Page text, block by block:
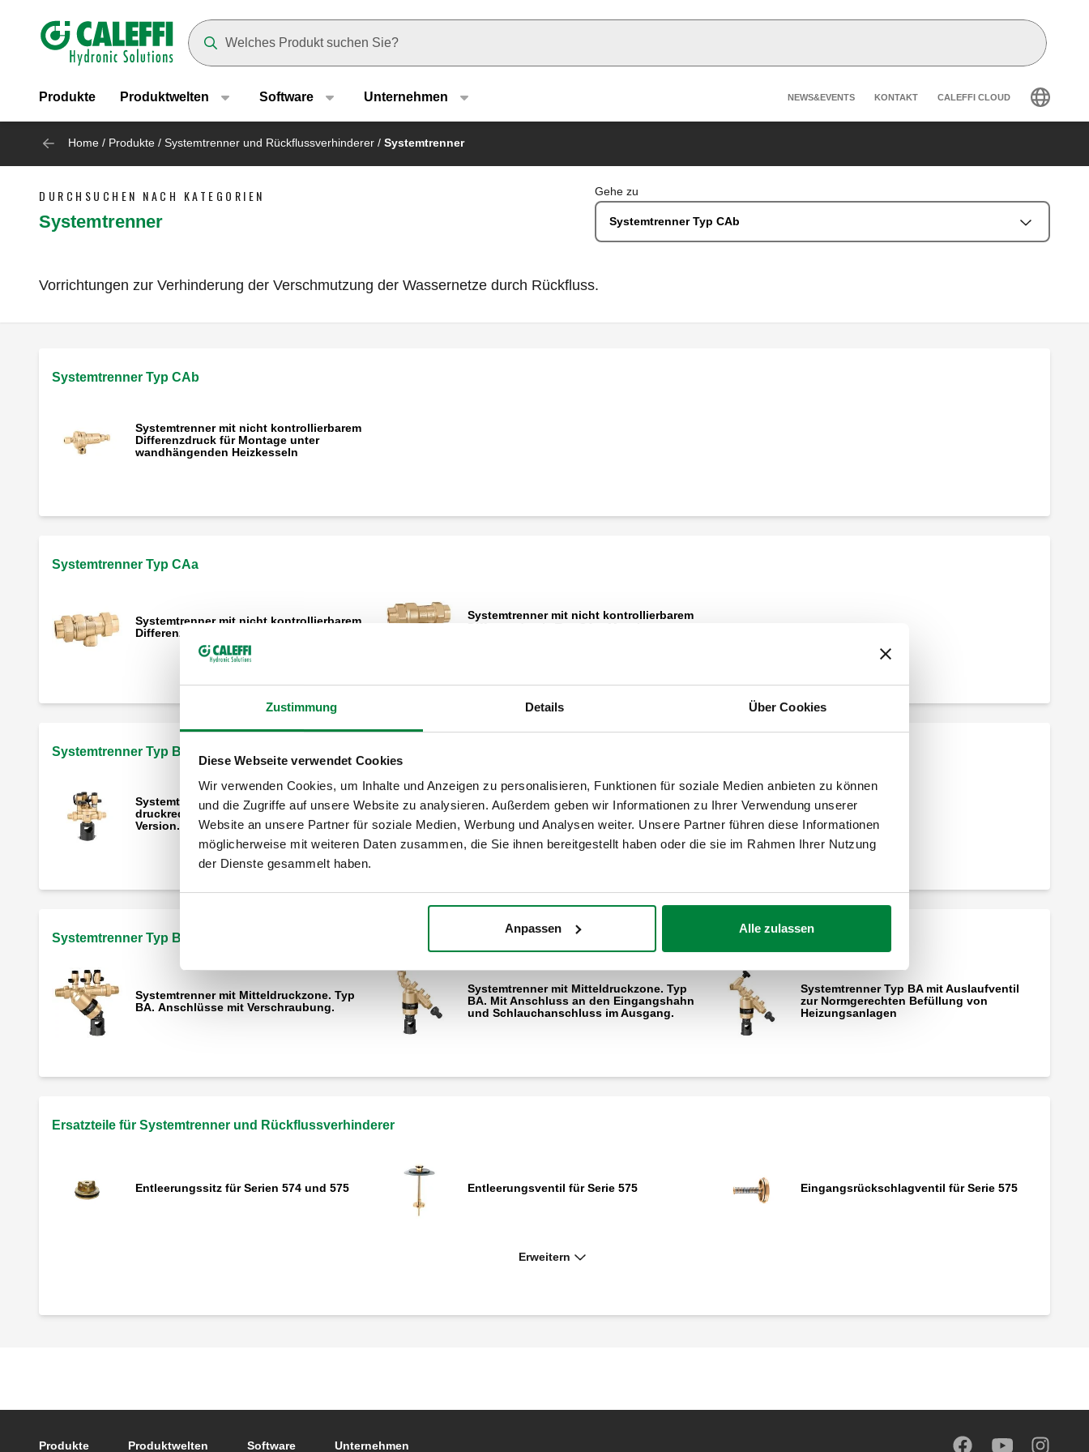
Zustimmung Details Über Cookies
Diese Webseite verwendet Cookies
Wir verwenden Cookies, um Inhalte und Anzeigen zu personalisieren, Funktionen für soziale Medien anbieten zu können
und die Zugriffe auf unsere Website zu analysieren. Außerdem geben wir Informationen zu Ihrer Verwendung unserer
Website an unsere Partner für soziale Medien, Werbung und Analysen weiter. Unsere Partner führen diese Informationen
möglicherweise mit weiteren Daten zusammen, die Sie ihnen bereitgestellt haben oder die sie im Rahmen Ihrer Nutzung
der Dienste gesammelt haben.
Anpassen Alle zulassen
Header main navigation
Produkte Produktwelten Software Unternehmen Header secondary
NEWS&EVENTS KONTAKT CALEFFI CLOUD
Home / Produkte / Systemtrenner und Rückflussverhinderer / Systemtrenner
DURCHSUCHEN NACH KATEGORIEN
Systemtrenner
Gehe zu
Systemtrenner Typ CAb
Vorrichtungen zur Verhinderung der Verschmutzung der Wassernetze durch Rückfluss.
Systemtrenner Typ CAb
Systemtrenner mit nicht kontrollierbarem
Differenzdruck für Montage unter
wandhängenden Heizkesseln
Systemtrenner Typ CAa
Systemtrenner mit nicht kontrollierbarem
Differenzdruck, Typ CAa
Systemtrenner mit nicht kontrollierbarem
Systemtrenner Typ BA
Systemtrenner mit kontrollierbaren
druckreduzierten Zonen Typ BA, kompakte
Version.
Systemtrenner Typ BA mit Kartusche
Systemtrenner mit Mitteldruckzone. Typ
BA. Anschlüsse mit Verschraubung.
Systemtrenner mit Mitteldruckzone. Typ
BA. Mit Anschluss an den Eingangshahn
und Schlauchanschluss im Ausgang.
Systemtrenner Typ BA mit Auslaufventil
zur Normgerechten Befüllung von
Heizungsanlagen
Ersatzteile für Systemtrenner und Rückflussverhinderer
Entleerungssitz für Serien 574 und 575 Entleerungsventil für Serie 575 Eingangsrückschlagventil für Serie 575
250
Erweitern
Produkte Produktwelten Software Unternehmen